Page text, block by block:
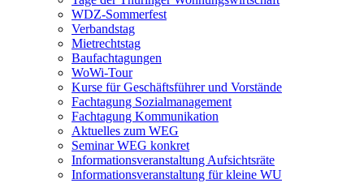
WDZ-Sommerfest
Verbandstag
Mietrechtstag
Baufachtagungen
WoWi-Tour
Kurse für Geschäftsführer und Vorstände
Fachtagung Sozialmanagement
Fachtagung Kommunikation
Aktuelles zum WEG
Seminar WEG konkret
Informationsveranstaltung Aufsichtsräte
Informationsveranstaltung für kleine WU